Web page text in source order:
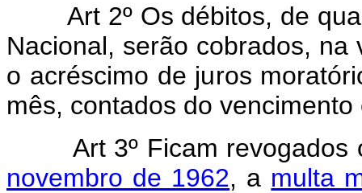
Art 2º Os débitos, de
Nacional, serão cobrados,
o acréscimo de juros
mês, contados do
Art 3º Ficam
novembro de 1962, a multa